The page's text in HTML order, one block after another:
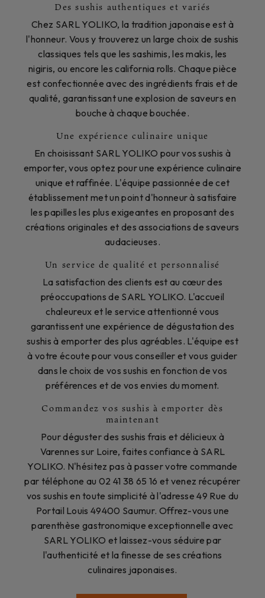
Des sushis authentiques et variés
Chez SARL YOLIKO, la tradition japonaise est à
l'honneur. Vous y trouverez un large choix de sushis
classiques tels que les sashimis, les makis, les
nigiris, ou encore les california rolls. Chaque pièce
est confectionnée avec des ingrédients frais et de
qualité, garantissant une explosion de saveurs en
bouche à chaque bouchée.
Une expérience culinaire unique
En choisissant SARL YOLIKO pour vos sushis à
emporter, vous optez pour une expérience culinaire
unique et raffinée. L'équipe passionnée de cet
établissement met un point d'honneur à satisfaire
les papilles les plus exigeantes en proposant des
créations originales et des associations de saveurs
audacieuses.
Un service de qualité et personnalisé
La satisfaction des clients est au cœur des
préoccupations de SARL YOLIKO. L'accueil
chaleureux et le service attentionné vous
garantissent une expérience de dégustation des
sushis à emporter des plus agréables. L'équipe est
à votre écoute pour vous conseiller et vous guider
dans le choix de vos sushis en fonction de vos
préférences et de vos envies du moment.
Commandez vos sushis à emporter dès
maintenant
Pour déguster des sushis frais et délicieux à
Varennes sur Loire, faites confiance à SARL
YOLIKO. N'hésitez pas à passer votre commande
par téléphone au 02 41 38 65 16 et venez récupérer
vos sushis en toute simplicité à l'adresse 49 Rue du
Portail Louis 49400 Saumur. Offrez-vous une
parenthèse gastronomique exceptionnelle avec
SARL YOLIKO et laissez-vous séduire par
l'authenticité et la finesse de ses créations
culinaires japonaises.